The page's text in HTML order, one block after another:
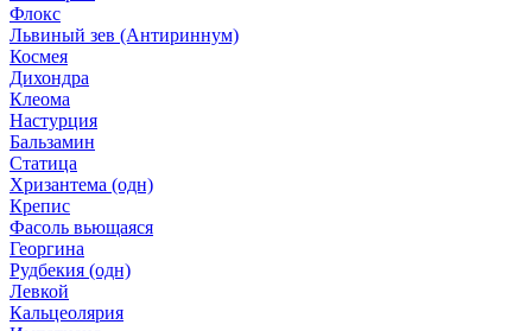
Флокс
Львиный зев (Антириннум)
Космея
Дихондра
Клеома
Настурция
Бальзамин
Статица
Хризантема (одн)
Крепис
Фасоль вьющаяся
Георгина
Рудбекия (одн)
Левкой
Кальцеолярия